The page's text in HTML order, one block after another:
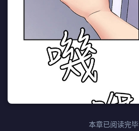
本章已阅读完毕